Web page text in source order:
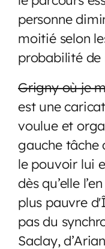
personne
moitié selon
probabilité
Grigny où je
est une
voulue et
gauche tâche
le pouvoir lui
dès qu’elle
plus pauvre
pas du
Saclay,